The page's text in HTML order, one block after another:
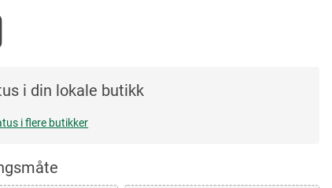
i din lokale butikk
i flere butikker